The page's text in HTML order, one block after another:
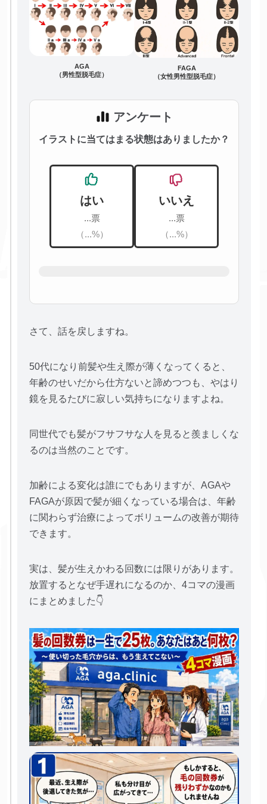
AGA
（男性型脱毛症）
FAGA
（女性男性型脱毛症）
アンケート
イラストに当てはまる状態はありましたか？
はい
...票
（...%）
いいえ
...票
（...%）
さて、話を戻しますね。
50代になり前髪や生え際が薄くなってくると、
年齢のせいだから仕方ないと諦めつつも、やはり
鏡を見るたびに寂しい気持ちになりますよね。
同世代でも髪がフサフサな人を見ると羨ましくな
るのは当然のことです。
加齢による変化は誰にでもありますが、AGAや
FAGAが原因で髪が細くなっている場合は、年齢
に関わらず治療によってボリュームの改善が期待
できます。
実は、髪が生えかわる回数には限りがあります。
放置するとなぜ手遅れになるのか、4コマの漫画
にまとめました👇